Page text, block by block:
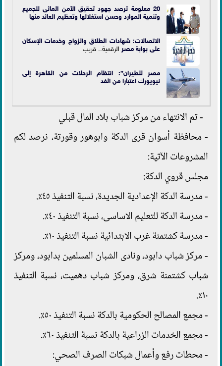
20 معلومة ترصد جهود تحقيق الأمن المائى للجميع
وتنمية‬ ‫الموارد وحسن استغلالها ‫وتعظيم العائد منها‬
الاتصالات: شهادات الطلاق والزواج وخدمات الإسكان
على بوابةمصر الرقمية.. قريب
مصر للطيران”: انتظام الرحلات من القاهرة إلى
نيويورك اعتبارا من الغد
- تم الانتهاء من مركز شباب بلاد المال قبلي
- محافظة أسوان قرى الدكة وابوهور وقورتة، نرصد لكم
المشروعات الآتية:
مجلس قروي الدكة:
- مدرسة الدكة الإعدادية الجديدة، نسبة التنفيذ ٤٥٪.
- مدرسة الدكة للتعليم الاساسى، نسبة التنفيذ ٤٠٪.
- مدرسة كشتمنة غرب الابتدائية نسبة التنفيذ ١٠٪.
- مركز شباب دابود، ونادى الشبان المسلمين بدابود، ومركز
شباب كشتمنة شرق، ومركز شباب دهميت، نسبة التنفيذ
١٠٪.
- مجمع المصالح الحكومية بالدكة نسبة التنفيذ ٥٠٪.
- مجمع الخدمات الزراعية بالدكة نسبة التنفيذ ٦٠٪.
- محطات رفع وأعمال شبكات الصرف الصحي: